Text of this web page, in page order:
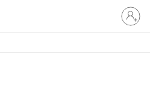
登
入
您